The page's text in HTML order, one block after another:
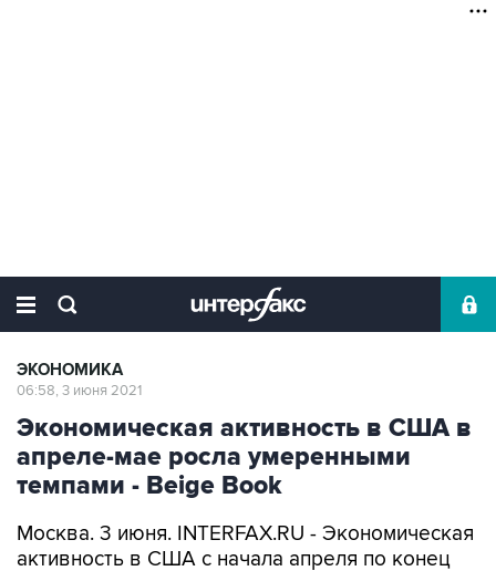
ЭКОНОМИКА
06:58, 3 июня 2021
Экономическая активность в США в
апреле-мае росла умеренными
темпами - Beige Book
Москва. 3 июня. INTERFAX.RU - Экономическая
активность в США с начала апреля по конец